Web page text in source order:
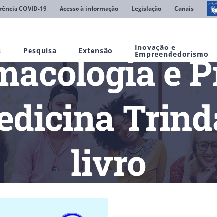
COVID-19 Acesso à informação Legislação Canais
Pesquisa Extensão Inovação e
Empreendedorismo
e
livro